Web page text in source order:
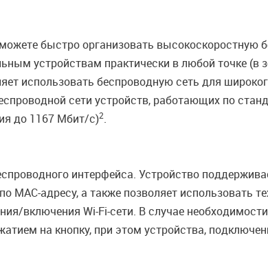
быстро организовать высокоскоростную
устройствам практически в любой точке (в
использовать беспроводную сеть для
сети устройств, работающих по
до 1167 Мбит/с)2.
интерфейса. Устройство
адресу, а также позволяет использовать
включения Wi-Fi-сети. В случае
на кнопку, при этом устройства,